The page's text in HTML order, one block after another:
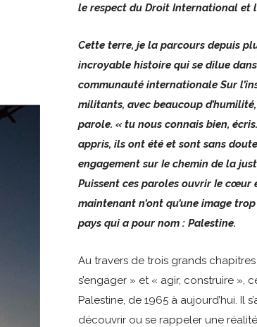
le respect du Droit International et
Cette terre, je la parcours depuis
incroyable histoire qui se dilue
communauté internationale Sur
militants, avec beaucoup
parole. « tu nous connais bien,
appris, ils ont été et sont sans
engagement sur Ie chemin de la
Puissent ces paroles ouvrir Ie cœur
maintenant n’ont qu’une image
pays qui a pour nom : Palestine.
Au travers de trois grands
s’engager » et « agir, construire »,
Palestine, de 1965 à aujourd’hui. Il
découvrir ou se rappeler une